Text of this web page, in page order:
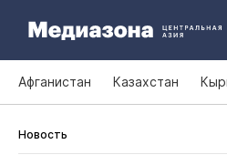
Афганистан Казахстан
Новость